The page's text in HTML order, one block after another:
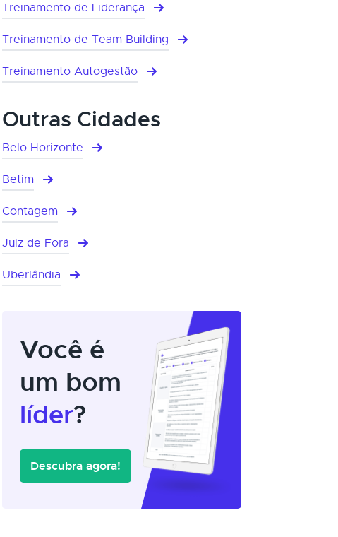
Treinamento de Liderança
Treinamento de Team Building
Treinamento Autogestão
Outras Cidades
Belo Horizonte
Betim
Contagem
Juiz de Fora
Uberlândia
Você é
um bom
líder?
Descubra agora!